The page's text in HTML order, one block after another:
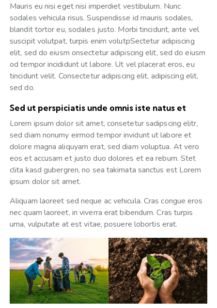
Mauris eu nisi eget nisi imperdiet vestibulum. Nunc
sodales vehicula risus. Suspendisse id mauris sodales,
blandit tortor eu, sodales justo. Morbi tincidunt, ante vel
suscipit volutpat, turpis enim volutpSectetur adipiscing
elit, sed do eiusm onsectetur adipiscing elit, sed do eiusm
od tempor incididunt ut labore. Ut vel placerat eros, eu
tincidunt velit. Consectetur adipiscing elit, adipiscing elit,
sed do.
Sed ut perspiciatis unde omnis iste natus et
Lorem ipsum dolor sit amet, consetetur sadipscing elitr,
sed diam nonumy eirmod tempor invidunt ut labore et
dolore magna aliquyam erat, sed diam voluptua. At vero
eos et accusam et justo duo dolores et ea rebum. Stet
clita kasd gubergren, no sea takimata sanctus est Lorem
ipsum dolor sit amet.
Aliquam laoreet sed neque ac vehicula. Cras congue eros
nec quam laoreet, in viverra erat bibendum. Cras turpis
urna, vulputate at est vitae, posuere lobortis erat.